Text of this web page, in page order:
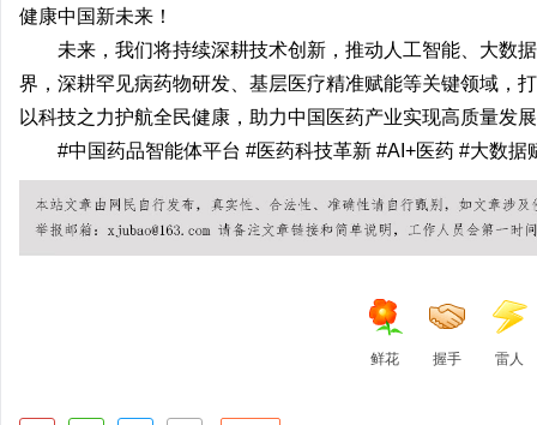
健康中国新未来！
未来，我们将持续深耕技术创新，推动人工智能、大数
界，深耕罕见病药物研发、基层医疗精准赋能等关键领域，
以科技之力护航全民健康，助力中国医药产业实现高质量发
#中国药品智能体平台 #医药科技革新 #AI+医药 #大数据
鲜花 握手 雷人